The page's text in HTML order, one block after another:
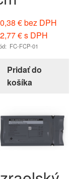
€bez DPH
€s DPH
FC-FCP-01
Pridať do
košíka